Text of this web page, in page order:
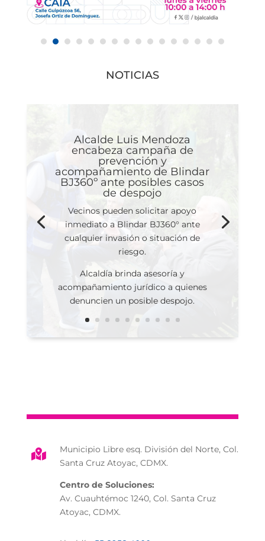
NOTICIAS
Alcalde Luis Mendoza
encabeza campaña de
prevención y
acompañamiento de Blindar
BJ360º ante posibles casos
de despojo
Vecinos pueden solicitar apoyo
inmediato a Blindar BJ360° ante
cualquier invasión o situación de
riesgo.
Alcaldía brinda asesoría y
acompañamiento jurídico a quienes
denuncien un posible despojo.

Municipio Libre esq. División del Norte, Col.
Santa Cruz Atoyac, CDMX.
Centro de Soluciones:
Av. Cuauhtémoc 1240, Col. Santa Cruz
Atoyac, CDMX.